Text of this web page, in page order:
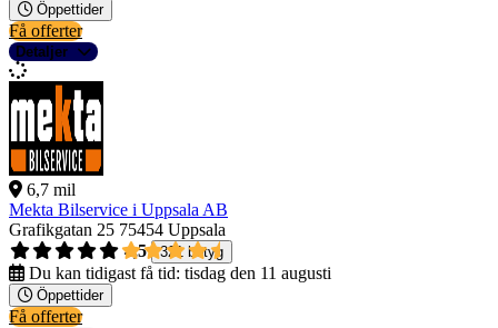
Öppettider
Få offerter
Detaljer
6,7 mil
Mekta Bilservice i Uppsala AB
Grafikgatan 25 75454 Uppsala
4,5
321 betyg
Du kan tidigast få tid: tisdag den 11 augusti
Öppettider
Få offerter